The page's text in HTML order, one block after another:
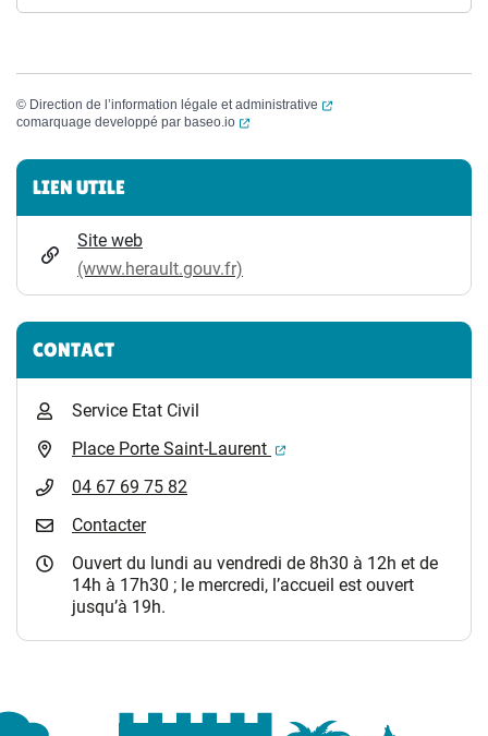
© Direction de l’information légale et administrative
(ouverture dans un
comarquage developpé par baseo.io (ouverture dans un nouvel onglet)
Informations complémentaires
LIEN UTILE
Site web
(www.herault.gouv.fr)
CONTACT
Service Etat Civil
Place Porte Saint-Laurent
(ouverture dans un
04 67 69 75 82
Contacter
Ouvert du lundi au vendredi de 8h30 à 12h et de
14h à 17h30 ; le mercredi, l’accueil est ouvert
jusqu’à 19h.